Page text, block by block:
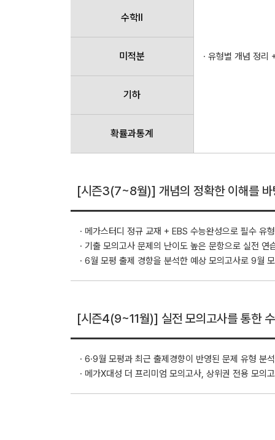
· 유형별 개념 정리
수학Ⅱ
미적분
기하
확률과통계
[시즌3(7~8월)] 개념의 정확한 이해를 바
· 메가스터디 정규 교재 + EBS 수능완성으로 필수 유
· 기출 모의고사 문제의 난이도 높은 문항으로 실전 연
· 6월 모평 출제 경향을 분석한 예상 모의고사로 9월
[시즌4(9~11월)] 실전 모의고사를 통한
· 6·9월 모평과 최근 출제경향이 반영된 문제 유형 분
· 메가X대성 더 프리미엄 모의고사, 상위권 전용 모의